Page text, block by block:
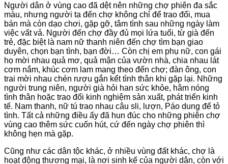
Người dân ở vùng cao đã dệt nên những chợ phiên đa sắc
màu, nhưng người ta đến chợ không chỉ để trao đổi, mua
bán mà còn dạo chơi, gặp gỡ, tâm tình sau những ngày làm
việc vất vả. Người đến chợ đầy đủ mọi lứa tuổi, từ già đến
trẻ, đặc biệt là nam nữ thanh niên đến chợ tìm bạn giao
duyên, chọn bạn tình, bạn đời… Còn chị em phụ nữ, con gái
họ mời nhau quả mơ, quả mận của vườn nhà, chia nhau lát
cơm nắm, khúc cơm lam mang theo đến chợ; đàn ông, con
trai mời nhau chén rượu gắn kết tình thân khi gặp lại. Những
người trung niên, người già hỏi han sức khỏe, hâm nóng
tình thân hoặc trao đổi kinh nghiệm sản xuất, phát triển kinh
tế. Nam thanh, nữ tú trao nhau câu sli, lượn, Páo dung để tỏ
tình. Tất cả những điều ấy đã hun đúc cho những phiên chợ
vùng cao thêm sức cuốn hút, cứ đến ngày chợ phiên thì
không hẹn mà gặp.
Cũng như các dân tộc khác, ở nhiều vùng đất khác, chợ là
hoạt động thương mại, là nơi sinh kế của người dân, còn với